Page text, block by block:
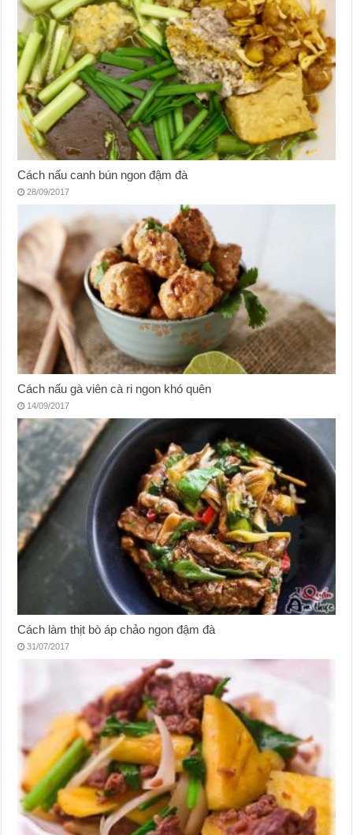
Cách nấu canh bún ngon đậm đà
28/09/2017
Cách nấu gà viên cà ri ngon khó quên
14/09/2017
Cách làm thịt bò áp chảo ngon đậm đà
31/07/2017